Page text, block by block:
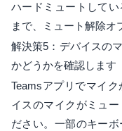
ハードミュートして
まで、ミュート解除オ
解決策5：デバイスの
かどうかを確認します
Teamsアプリでマイ
イスのマイクがミュ
ださい。一部のキー